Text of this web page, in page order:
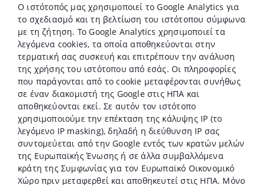
Ο ιστότοπός μας χρησιμοποιεί το Google Analytics για
το σχεδιασμό και τη βελτίωση του ιστότοπου σύμφωνα
με τη ζήτηση. Το Google Analytics χρησιμοποιεί τα
λεγόμενα cookies, τα οποία αποθηκεύονται στην
τερματική σας συσκευή και επιτρέπουν την ανάλυση
της χρήσης του ιστότοπου από εσάς. Οι πληροφορίες
που παράγονται από το cookie μεταφέρονται συνήθως
σε έναν διακομιστή της Google στις ΗΠΑ και
αποθηκεύονται εκεί. Σε αυτόν τον ιστότοπο
χρησιμοποιούμε την επέκταση της κάλυψης IP (το
λεγόμενο IP masking), δηλαδή η διεύθυνση IP σας
συντομεύεται από την Google εντός των κρατών μελών
της Ευρωπαϊκής Ένωσης ή σε άλλα συμβαλλόμενα
κράτη της Συμφωνίας για τον Ευρωπαϊκό Οικονομικό
Χώρο πριν μεταφερθεί και αποθηκευτεί στις ΗΠΑ. Μόνο